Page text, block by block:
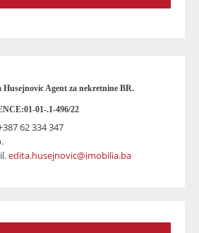
Husejnovic Agent za nekretnine BR.
01-.1-496/22
62 334 347
edita.husejnovic@imobilia.ba